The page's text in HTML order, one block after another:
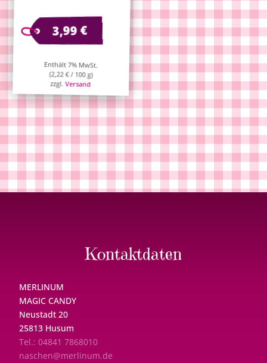
3,99€
Enthält 7% MwSt.
(2,22€/ 100 g)
zzgl.Versand
Kontaktdaten
MERLINUM
MAGIC CANDY
Neustadt 20
25813 Husum
Tel.: 04841 7868010
naschen@merlinum.de